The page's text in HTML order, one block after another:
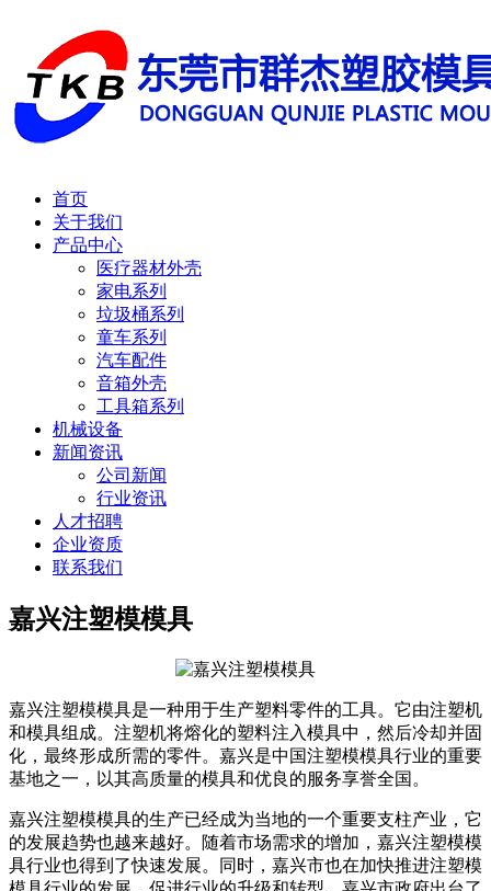
首页
关于我们
产品中心
医疗器材外壳
家电系列
垃圾桶系列
童车系列
汽车配件
音箱外壳
工具箱系列
机械设备
新闻资讯
公司新闻
行业资讯
人才招聘
企业资质
联系我们
嘉兴注塑模模具
嘉兴注塑模模具是一种用于生产塑料零件的工具。它由注塑机
和模具组成。注塑机将熔化的塑料注入模具中，然后冷却并固
化，最终形成所需的零件。嘉兴是中国注塑模模具行业的重要
基地之一，以其高质量的模具和优良的服务享誉全国。
嘉兴注塑模模具的生产已经成为当地的一个重要支柱产业，它
的发展趋势也越来越好。随着市场需求的增加，嘉兴注塑模模
具行业也得到了快速发展。同时，嘉兴市也在加快推进注塑模